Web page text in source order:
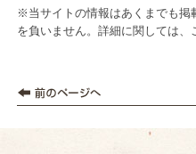
※当サイトの情報はあくまでも掲
を負いません。詳細に関しては、